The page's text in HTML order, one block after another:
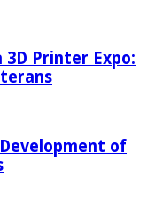
Printer Expo:
of